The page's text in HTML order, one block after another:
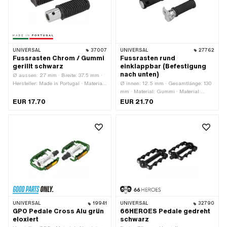
UNIVERSAL 37007
Fussrasten Chrom / Gummi
gerillt schwarz
Ø aussen: 27 mm · Breite: 37.5 mm ·
Hersteller: Made in Portugal · Material:
Oberfläche: gerillt · Farbe: schwarz ·
EUR 17.70
UNIVERSAL 27762
Fussrasten rund
einklappbar (Befestigung
nach unten)
Ø innen: 12.5 mm · Gesamtlänge: 130
mm · Material: Gummi · Material:
Stahl · Farbe: schwarz · Farbe: silber ·
EUR 21.70
UNIVERSAL 19941
GPO Pedale Cross Alu grün
eloxiert
UNIVERSAL 32790
66HEROES Pedale gedreht
schwarz